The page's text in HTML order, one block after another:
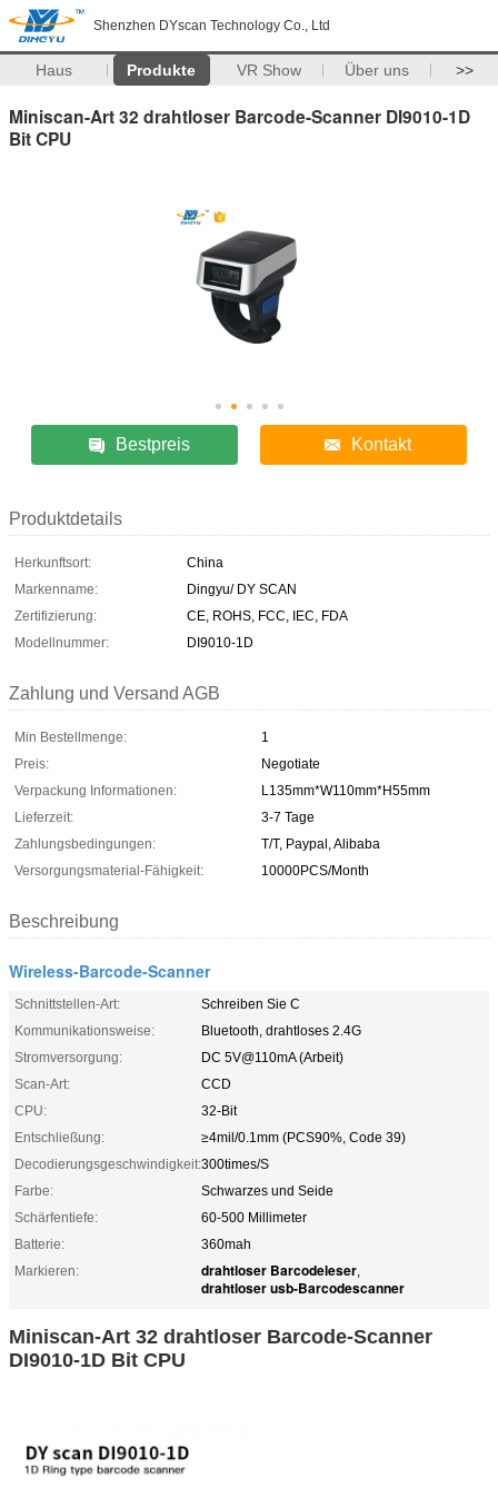
Shenzhen DYscan Technology Co., Ltd
Haus Produkte VR Show Über uns >>
Miniscan-Art 32 drahtloser Barcode-Scanner DI9010-1D
Bit CPU
Bestpreis Kontakt
Produktdetails
Herkunftsort:
China
Markenname:
Dingyu/ DY SCAN
Zertifizierung:
CE, ROHS, FCC, IEC, FDA
Modellnummer:
DI9010-1D
Zahlung und Versand AGB
Min Bestellmenge:
1
Preis:
Negotiate
Verpackung Informationen:
L135mm*W110mm*H55mm
Lieferzeit:
3-7 Tage
Zahlungsbedingungen:
T/T, Paypal, Alibaba
Versorgungsmaterial-Fähigkeit:
10000PCS/Month
Beschreibung
Wireless-Barcode-Scanner
Schnittstellen-Art:
Schreiben Sie C
Kommunikationsweise:
Bluetooth, drahtloses 2.4G
Stromversorgung:
DC 5V@110mA (Arbeit)
Scan-Art:
CCD
CPU:
32-Bit
Entschließung:
≥4mil/0.1mm (PCS90%, Code 39)
Decodierungsgeschwindigkeit:300times/S
Farbe:
Schwarzes und Seide
Schärfentiefe:
60-500 Millimeter
Batterie:
360mah
Markieren:
drahtloser Barcodeleser,
drahtloser usb-Barcodescanner
Miniscan-Art 32 drahtloser Barcode-Scanner
DI9010-1D Bit CPU